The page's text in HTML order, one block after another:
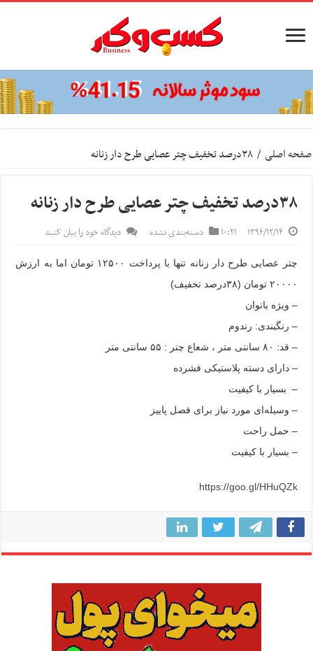
صفحه اصلی / ۳۸درصد تخفیف چتر عصایی طرح دار زنانه
۳۸درصد تخفیف چتر عصایی طرح دار زنانه
۱۳۹۶/۱۲/۱۴ ۱۰:۲۱ دسته‌بندی نشده دیدگاه خود را بیان کنید
چتر عصایی طرح دار زنانه تنها با پرداخت ۱۲۵۰۰ تومان اما به ارزش
۲۰۰۰۰ تومان (۳۸درصد تخفیف)
– ویژه بانوان
– رنگبندی: رندوم
– قد: ۸۰ سانتی متر ، شعاع چتر : ۵۵ سانتی متر
– دارای دسته پلاستیکی فشرده
– بسیار با کیفیت
– وسیله‌ای مورد نیاز برای فصل پاییز
– حمل راحت
– بسیار با کیفیت
https://goo.gl/HHuQZk